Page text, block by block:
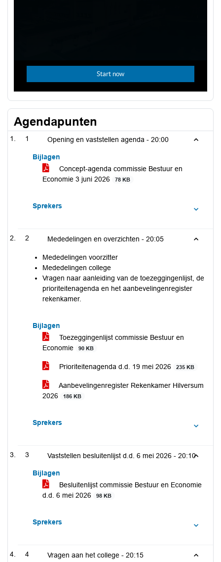
Agendapunten
1 Opening en vaststellen agenda - 20:00
Bijlagen
Concept-agenda commissie Bestuur en
Economie 3 juni 2026
78 KB
Sprekers
2 Mededelingen en overzichten - 20:05
Mededelingen voorzitter
Mededelingen college
Vragen naar aanleiding van de toezeggingenlijst, de
prioriteitenagenda en het aanbevelingenregister
rekenkamer.
Bijlagen
Toezeggingenlijst commissie Bestuur en
Economie
90 KB
Prioriteitenagenda d.d. 19 mei 2026 235 KB
Aanbevelingenregister Rekenkamer Hilversum
2026
186 KB
Sprekers
3 Vaststellen besluitenlijst d.d. 6 mei 2026 - 20:10
Bijlagen
Besluitenlijst commissie Bestuur en Economie
d.d. 6 mei 2026
98 KB
Sprekers
4 Vragen aan het college - 20:15